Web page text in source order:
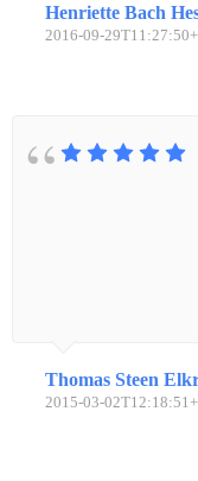
Henriette Bach
2016-09-
Thomas Steen
2015-03-